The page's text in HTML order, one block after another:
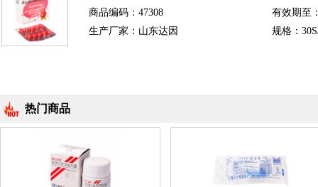
商品编码：47308
生产厂家：山东达因
有效期至
规格：
热门商品